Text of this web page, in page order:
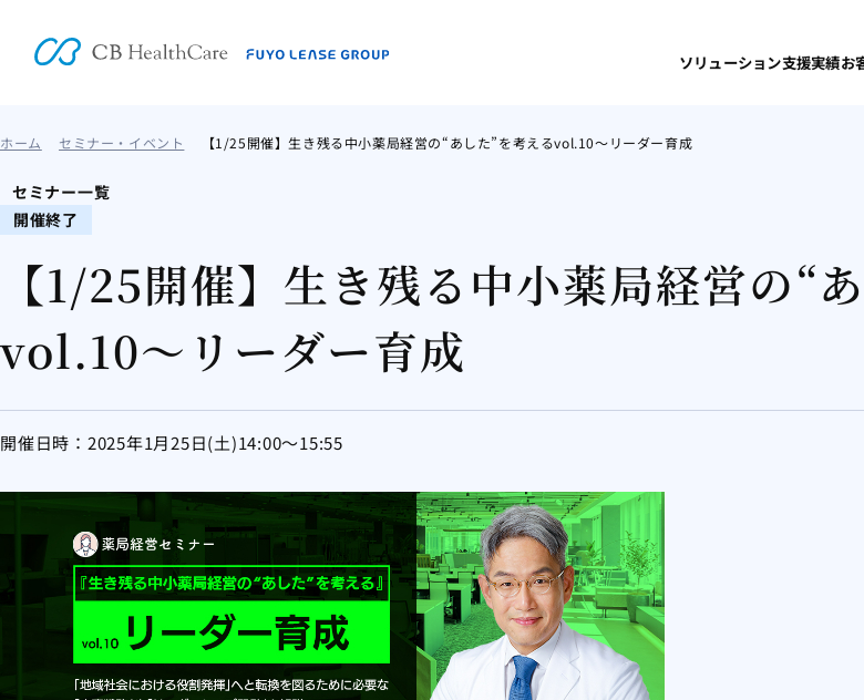
ソリューション支援実績お
ホーム セミナー・イベント 【1/25開催】生き残る中小薬局経営の“あした”を考えるvol.10～リーダー育成
セミナー一覧
開催終了
【1/25開催】生き残る中小薬局経営の“
vol.10～リーダー育成
開催日時：2025年1月25日(土)14:00～15:55